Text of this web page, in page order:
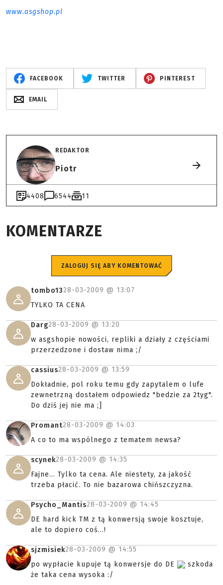
www.asgshop.pl
FACEBOOK TWITTER PINTEREST
EMAIL
REDAKTOR
Piotr
4408 6544 11
KOMENTARZE
ZALOGUJ SIĘ ABY KOMENTOWAĆ
tombo1328-03-2009 @ 13:07
TYLKO TA CENA
Darg28-03-2009 @ 13:20
w asgshopie nowości, repliki a działy z częściami
przerzedzone i dostaw nima ;/
cassius28-03-2009 @ 13:59
Dokładnie, pol roku temu gdy zapytalem o lufe
zewnetrzną dostałem odpowiedz "bedzie za 2tyg".
Do dziś jej nie ma ;]
Promant28-03-2009 @ 14:03
A co to ma wspólnego z tematem newsa?
scynek28-03-2009 @ 14:35
Fajne... Tylko ta cena. Ale niestety, za jakość
trzeba płacić. To nie bazarowa chińszczyzna.
Psycho_Mantis28-03-2009 @ 14:45
DE hard kick TM z tą konwersją swoje kosztuje,
ale to dopiero coś...!
sjzmisiek28-03-2009 @ 14:55
po wypłacie kupuje tą konwersje do DE
szkoda
że taka cena wysoka :/